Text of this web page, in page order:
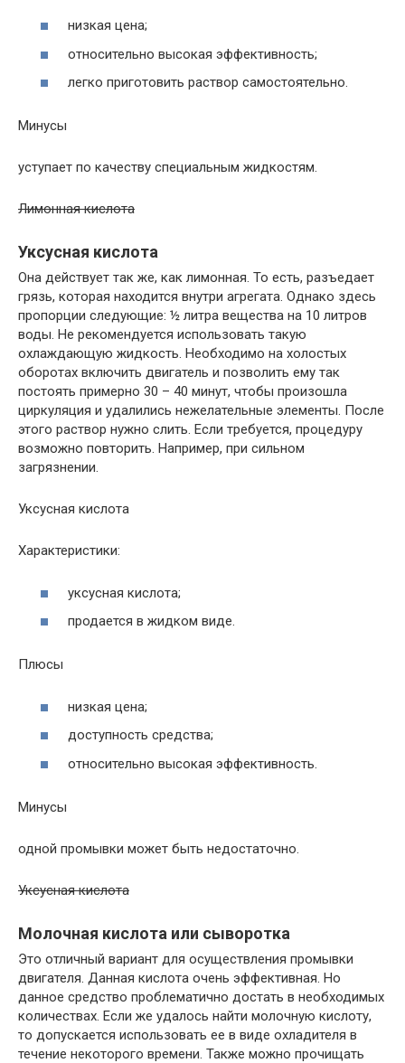
низкая цена;
относительно высокая эффективность;
легко приготовить раствор самостоятельно.
Минусы
уступает по качеству специальным жидкостям.
Лимонная кислота
Уксусная кислота
Она действует так же, как лимонная. То есть, разъедает
грязь, которая находится внутри агрегата. Однако здесь
пропорции следующие: ½ литра вещества на 10 литров
воды. Не рекомендуется использовать такую
охлаждающую жидкость. Необходимо на холостых
оборотах включить двигатель и позволить ему так
постоять примерно 30 – 40 минут, чтобы произошла
циркуляция и удалились нежелательные элементы. После
этого раствор нужно слить. Если требуется, процедуру
возможно повторить. Например, при сильном
загрязнении.
Уксусная кислота
Характеристики:
уксусная кислота;
продается в жидком виде.
Плюсы
низкая цена;
доступность средства;
относительно высокая эффективность.
Минусы
одной промывки может быть недостаточно.
Уксусная кислота
Молочная кислота или сыворотка
Это отличный вариант для осуществления промывки
двигателя. Данная кислота очень эффективная. Но
данное средство проблематично достать в необходимых
количествах. Если же удалось найти молочную кислоту,
то допускается использовать ее в виде охладителя в
течение некоторого времени. Также можно прочищать